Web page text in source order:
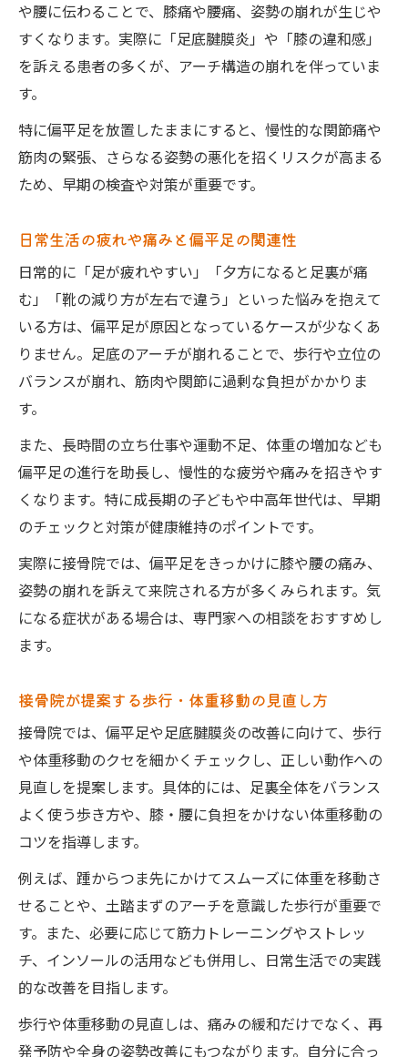
や腰に伝わることで、膝痛や腰痛、姿勢の崩れが生じや
すくなります。実際に「足底腱膜炎」や「膝の違和感」
を訴える患者の多くが、アーチ構造の崩れを伴っていま
す。
特に偏平足を放置したままにすると、慢性的な関節痛や
筋肉の緊張、さらなる姿勢の悪化を招くリスクが高まる
ため、早期の検査や対策が重要です。
日常生活の疲れや痛みと偏平足の関連性
日常的に「足が疲れやすい」「夕方になると足裏が痛
む」「靴の減り方が左右で違う」といった悩みを抱えて
いる方は、偏平足が原因となっているケースが少なくあ
りません。足底のアーチが崩れることで、歩行や立位の
バランスが崩れ、筋肉や関節に過剰な負担がかかりま
す。
また、長時間の立ち仕事や運動不足、体重の増加なども
偏平足の進行を助長し、慢性的な疲労や痛みを招きやす
くなります。特に成長期の子どもや中高年世代は、早期
のチェックと対策が健康維持のポイントです。
実際に接骨院では、偏平足をきっかけに膝や腰の痛み、
姿勢の崩れを訴えて来院される方が多くみられます。気
になる症状がある場合は、専門家への相談をおすすめし
ます。
接骨院が提案する歩行・体重移動の見直し方
接骨院では、偏平足や足底腱膜炎の改善に向けて、歩行
や体重移動のクセを細かくチェックし、正しい動作への
見直しを提案します。具体的には、足裏全体をバランス
よく使う歩き方や、膝・腰に負担をかけない体重移動の
コツを指導します。
例えば、踵からつま先にかけてスムーズに体重を移動さ
せることや、土踏まずのアーチを意識した歩行が重要で
す。また、必要に応じて筋力トレーニングやストレッ
チ、インソールの活用なども併用し、日常生活での実践
的な改善を目指します。
歩行や体重移動の見直しは、痛みの緩和だけでなく、再